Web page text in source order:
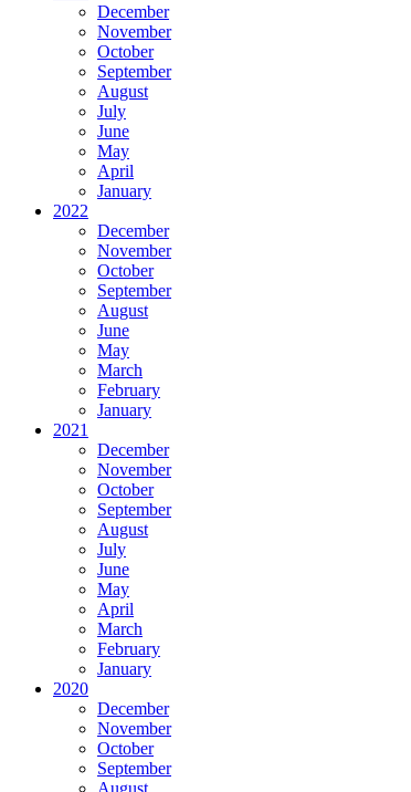
December
November
October
September
August
July
June
May
April
January
2022
December
November
October
September
August
June
May
March
February
January
2021
December
November
October
September
August
July
June
May
April
March
February
January
2020
December
November
October
September
August